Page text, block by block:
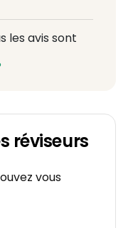
les avis sont
réviseurs
vous